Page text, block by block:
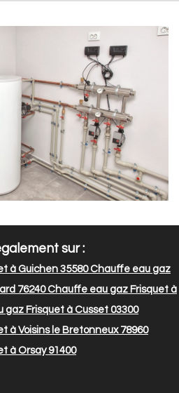
sur :
à Guichen 35580Chauffe eau gaz
76240Chauffe eau gaz Frisquet à
Frisquet à Cusset 03300
à Voisins le Bretonneux 78960
à Orsay 91400